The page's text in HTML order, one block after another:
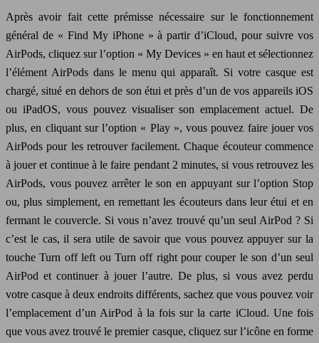
Après avoir fait cette prémisse nécessaire sur le fonctionnement
général de « Find My iPhone » à partir d’iCloud, pour suivre vos
AirPods, cliquez sur l’option « My Devices » en haut et sélectionnez
l’élément AirPods dans le menu qui apparaît. Si votre casque est
chargé, situé en dehors de son étui et près d’un de vos appareils iOS
ou iPadOS, vous pouvez visualiser son emplacement actuel. De
plus, en cliquant sur l’option « Play », vous pouvez faire jouer vos
AirPods pour les retrouver facilement. Chaque écouteur commence
à jouer et continue à le faire pendant 2 minutes, si vous retrouvez les
AirPods, vous pouvez arrêter le son en appuyant sur l’option Stop
ou, plus simplement, en remettant les écouteurs dans leur étui et en
fermant le couvercle. Si vous n’avez trouvé qu’un seul AirPod ? Si
c’est le cas, il sera utile de savoir que vous pouvez appuyer sur la
touche Turn off left ou Turn off right pour couper le son d’un seul
AirPod et continuer à jouer l’autre. De plus, si vous avez perdu
votre casque à deux endroits différents, sachez que vous pouvez voir
l’emplacement d’un AirPod à la fois sur la carte iCloud. Une fois
que vous avez trouvé le premier casque, cliquez sur l’icône en forme